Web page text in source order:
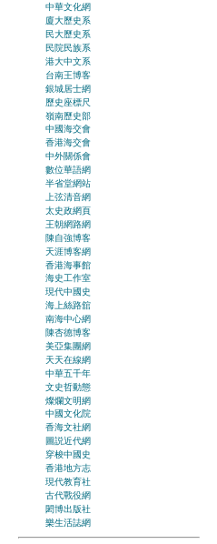
中華文化網
廈大歷史系
民大歷史系
民院民族系
港大中文系
台南王博客
銀城居士網
歷史座標尺
嶺南歷史部
中國海交會
香港海交會
中外關係會
數位華語網
半省堂網站
上弦清音網
太史政網頁
王朝網路網
陳自強博客
天涯博客網
香港海事館
海史工作室
現代中國史
海上絲路舘
南海中心網
陳杏德博客
美亞集團網
天天在線網
中華五千年
文史哲動態
燦爛文明網
中國文化院
香海文社網
圖説近代網
穿梭中國史
香港地方志
現代教育社
古代戰役網
閎博出版社
樂生活誌網